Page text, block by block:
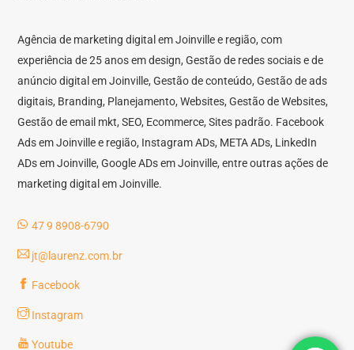
Agência de marketing digital em Joinville e região, com
experiência de 25 anos em design, Gestão de redes sociais e de
anúncio digital em Joinville, Gestão de conteúdo, Gestão de ads
digitais, Branding, Planejamento, Websites, Gestão de Websites,
Gestão de email mkt, SEO, Ecommerce, Sites padrão. Facebook
Ads em Joinville e região, Instagram ADs, META ADs, LinkedIn
ADs em Joinville, Google ADs em Joinville, entre outras ações de
marketing digital em Joinville.
47 9 8908-6790
jt@laurenz.com.br
Facebook
Instagram
Youtube